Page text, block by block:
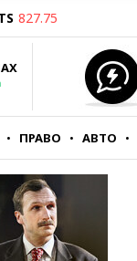
827.75
ПРАВО АВТО